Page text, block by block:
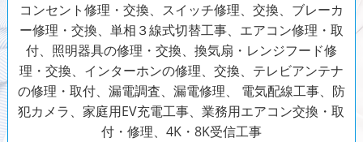
コンセント修理・交換、スイッチ修理、交換、ブレーカ
ー修理・交換、単相３線式切替工事、エアコン修理・取
付、照明器具の修理・交換、換気扇・レンジフード修
理・交換、インターホンの修理、交換、テレビアンテナ
の修理・取付、漏電調査、漏電修理、 電気配線工事、防
犯カメラ、家庭用EV充電工事、業務用エアコン交換・取
付・修理、4K・8K受信工事